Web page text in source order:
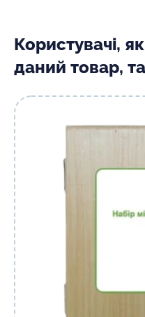
Користувачі,
даний товар,